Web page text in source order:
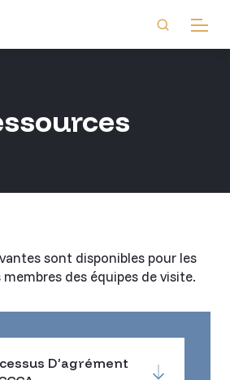
sont disponibles pour les
des équipes de visite.
D’agrément